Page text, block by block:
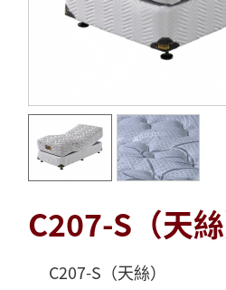
C207-S（天絲
C207-S（天絲）